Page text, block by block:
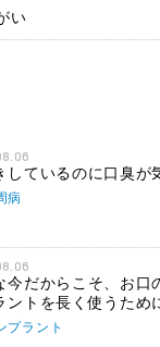
い
しているのに口臭が
病
今だからこそ、お口
ントを長く使うため
プラント